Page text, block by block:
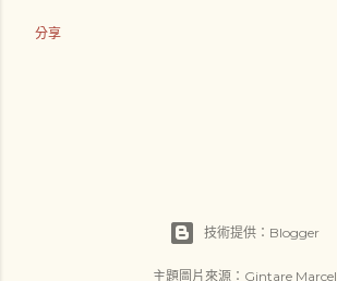
分享
技術提供：Blogger
主題圖片來源： Gintare Marcel